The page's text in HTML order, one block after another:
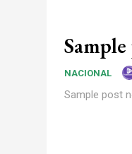
NACIONAL
Sample post